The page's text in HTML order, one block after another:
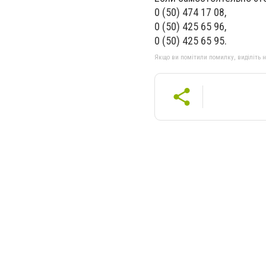
0 (50) 474 17 08,
0 (50) 425 65 96,
0 (50) 425 65 95.
Якщо ви помітили помилку, виділіть